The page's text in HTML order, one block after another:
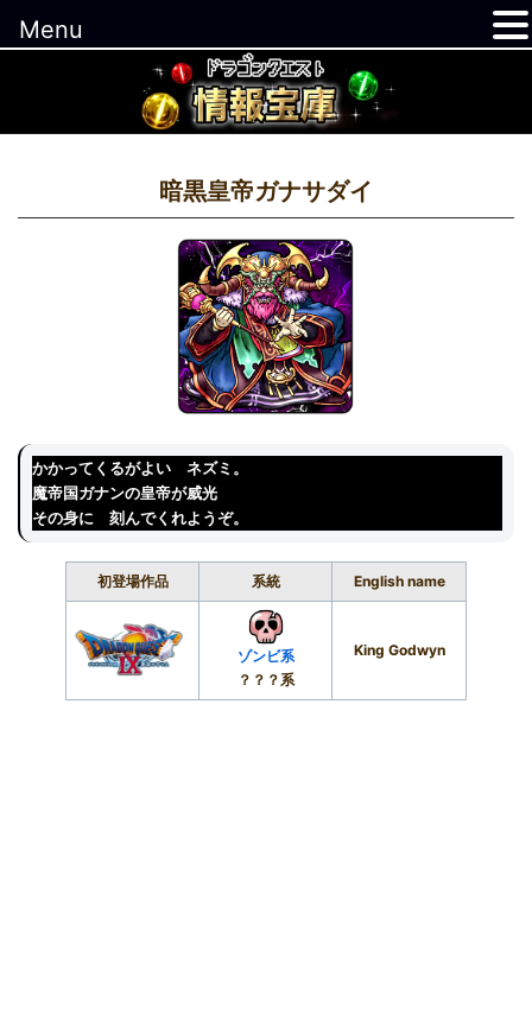
暗黒皇帝ガナサダイ
かかってくるがよい ネズミ。
魔帝国ガナンの皇帝が威光
その身に 刻んでくれようぞ。
初登場作品 系統 English name
ゾンビ系
？？？系
King Godwyn
Menu